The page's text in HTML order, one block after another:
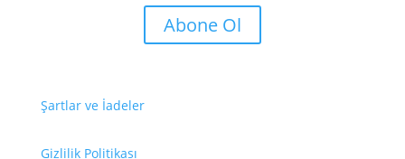
Abone Ol
Şartlar ve İadeler
Gizlilik Politikası